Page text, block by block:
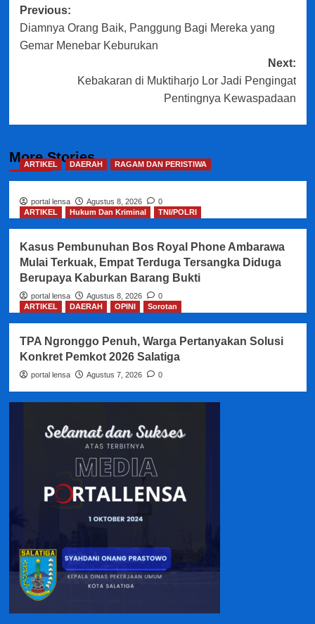
Post
navigation
Previous:
Diamnya Orang Baik, Panggung Bagi Mereka yang
Gemar Menebar Keburukan
Next:
Kebakaran di Muktiharjo Lor Jadi Pengingat
Pentingnya Kewaspadaan
More Stories
ARTIKEL DAERAH RAGAM DAN PERISTIWA
portal lensa Agustus 8, 2026
0
ARTIKEL
Hukum Dan Kriminal TNI/POLRI
Kasus Pembunuhan Bos Royal Phone Ambarawa
Mulai Terkuak, Empat Terduga Tersangka Diduga
Berupaya Kaburkan Barang Bukti
portal lensa Agustus 8, 2026
0
ARTIKEL
DAERAH OPINI Sorotan
TPA Ngronggo Penuh, Warga Pertanyakan Solusi
Konkret Pemkot 2026 Salatiga
portal lensa Agustus 7, 2026 0